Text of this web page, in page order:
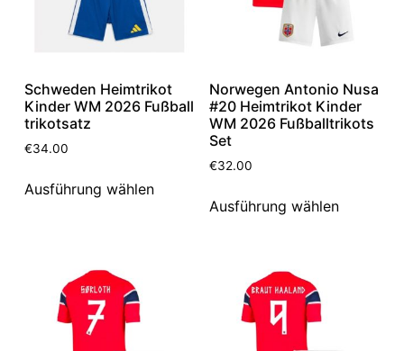
Schweden Heimtrikot
Kinder WM 2026 Fußball
trikotsatz
€34.00
Ausführung wählen
Norwegen Antonio Nusa
#20 Heimtrikot Kinder
WM 2026 Fußballtrikots
Set
€32.00
Ausführung wählen